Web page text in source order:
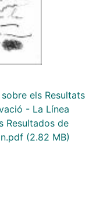
els Resultats
- La Línea
Resultados de
(2.82 MB)